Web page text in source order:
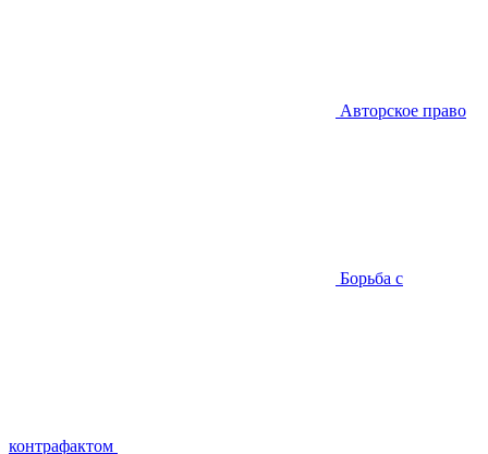
Авторское право
Борьба с
контрафактом